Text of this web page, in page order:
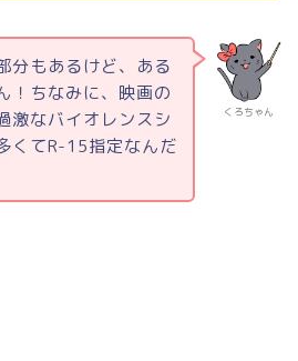
くろちゃん
分もあるけど、ある
！ちなみに、映画の
激なバイオレンスシ
くてR-15指定なんだ